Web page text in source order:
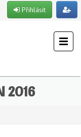
Přihlásit
2016